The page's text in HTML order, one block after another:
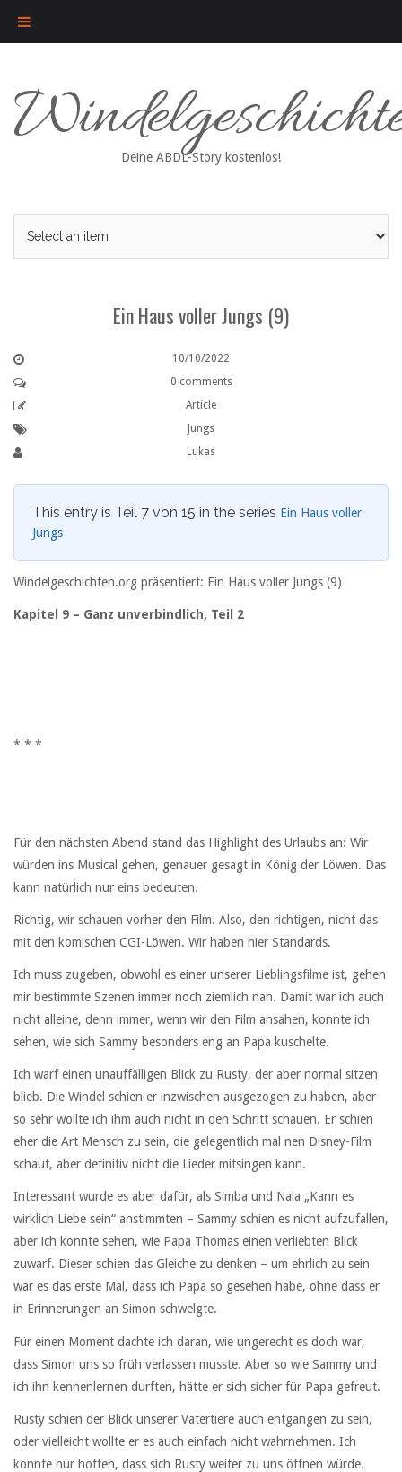
content
Deine ABDL-Story kostenlos!
Ein Haus voller Jungs (9)
10/10/2022
0 comments
Article
Jungs
Lukas
This entry is Teil 7 von 15 in the series Ein Haus voller
Jungs
Windelgeschichten.org präsentiert: Ein Haus voller Jungs (9)
Kapitel 9 – Ganz unverbindlich, Teil 2
* * *
Für den nächsten Abend stand das Highlight des Urlaubs an: Wir
würden ins Musical gehen, genauer gesagt in König der Löwen. Das
kann natürlich nur eins bedeuten.
Richtig, wir schauen vorher den Film. Also, den richtigen, nicht das
mit den komischen CGI-Löwen. Wir haben hier Standards.
Ich muss zugeben, obwohl es einer unserer Lieblingsfilme ist, gehen
mir bestimmte Szenen immer noch ziemlich nah. Damit war ich auch
nicht alleine, denn immer, wenn wir den Film ansahen, konnte ich
sehen, wie sich Sammy besonders eng an Papa kuschelte.
Ich warf einen unauffälligen Blick zu Rusty, der aber normal sitzen
blieb. Die Windel schien er inzwischen ausgezogen zu haben, aber
so sehr wollte ich ihm auch nicht in den Schritt schauen. Er schien
eher die Art Mensch zu sein, die gelegentlich mal nen Disney-Film
schaut, aber definitiv nicht die Lieder mitsingen kann.
Interessant wurde es aber dafür, als Simba und Nala „Kann es
wirklich Liebe sein“ anstimmten – Sammy schien es nicht aufzufallen,
aber ich konnte sehen, wie Papa Thomas einen verliebten Blick
zuwarf. Dieser schien das Gleiche zu denken – um ehrlich zu sein
war es das erste Mal, dass ich Papa so gesehen habe, ohne dass er
in Erinnerungen an Simon schwelgte.
Für einen Moment dachte ich daran, wie ungerecht es doch war,
dass Simon uns so früh verlassen musste. Aber so wie Sammy und
ich ihn kennenlernen durften, hätte er sich sicher für Papa gefreut.
Rusty schien der Blick unserer Vatertiere auch entgangen zu sein,
oder vielleicht wollte er es auch einfach nicht wahrnehmen. Ich
konnte nur hoffen, dass sich Rusty weiter zu uns öffnen würde.